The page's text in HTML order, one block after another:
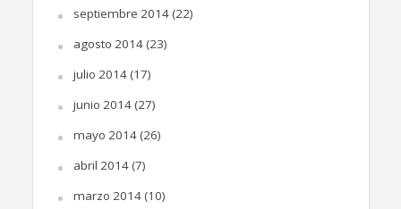
septiembre 2014(22)
agosto 2014(23)
julio 2014(17)
junio 2014(27)
mayo 2014(26)
abril 2014(7)
marzo 2014(10)